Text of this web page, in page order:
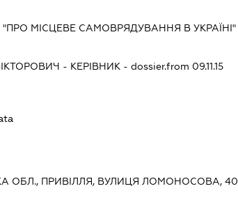
МІСЦЕВЕ САМОВРЯДУВАННЯ В УКРАЇНІ"
- КЕРІВНИК - dossier.from 09.11.15
ОБЛ., ПРИВІЛЛЯ, ВУЛИЦЯ ЛОМОНОСОВА, 40